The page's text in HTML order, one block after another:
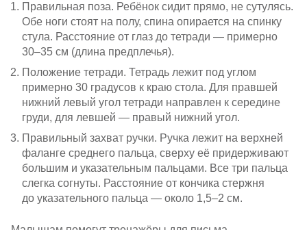
Правильная поза. Ребёнок сидит прямо, не сутулясь.
Обе ноги стоят на полу, спина опирается на спинку
стула. Расстояние от глаз до тетради — примерно
30–35 см (длина предплечья).
Положение тетради. Тетрадь лежит под углом
примерно 30 градусов к краю стола. Для правшей
нижний левый угол тетради направлен к середине
груди, для левшей — правый нижний угол.
Правильный захват ручки. Ручка лежит на верхней
фаланге среднего пальца, сверху её придерживают
большим и указательным пальцами. Все три пальца
слегка согнуты. Расстояние от кончика стержня
до указательного пальца — около 1,5–2 см.